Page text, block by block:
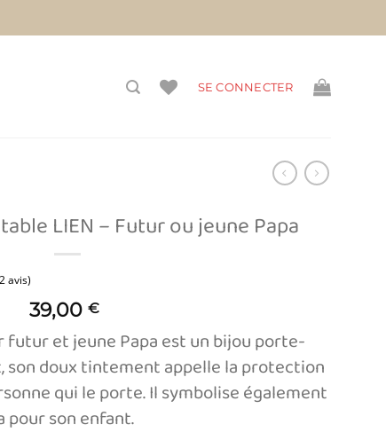
SE CONNECTER
LIEN – Futur ou jeune Papa
39,00 €
futur et jeune Papa est un bijou porte-
son doux tintement appelle la protection
qui le porte. Il symbolise également
pour son enfant.